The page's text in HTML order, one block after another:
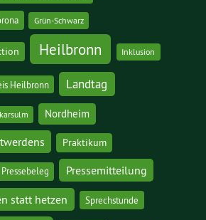
Grün-Schwarz
Heilbronn Inklusion
Heilbronn Landtag
Nordheim
Praktikum
Pressebeleg Pressemitteilung
statt hetzen Sprechstunde